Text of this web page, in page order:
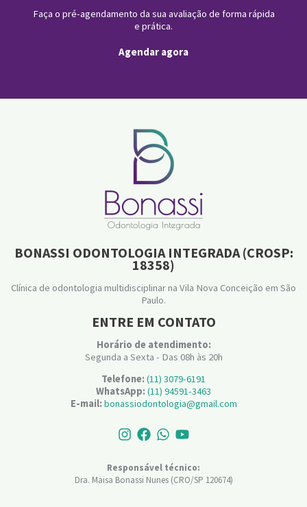
Faça o pré-agendamento da sua avaliação de forma rápida
e prática.
Agendar agora
BONASSI ODONTOLOGIA INTEGRADA (CROSP:
18358)
Clínica de odontologia multidisciplinar na Vila Nova Conceição em São
Paulo.
ENTRE EM CONTATO
Horário de atendimento:
Segunda a Sexta - Das 08h às 20h
Telefone: (11) 3079-6191
WhatsApp: (11) 94591-3463
E-mail: bonassiodontologia@gmail.com
Responsável técnico:
Dra. Maisa Bonassi Nunes (CRO/SP 120674)